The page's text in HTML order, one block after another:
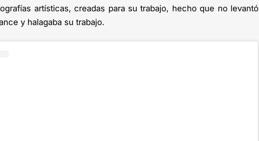
artísticas, creadas para su trabajo, hecho que no levantó
y halagaba su trabajo.